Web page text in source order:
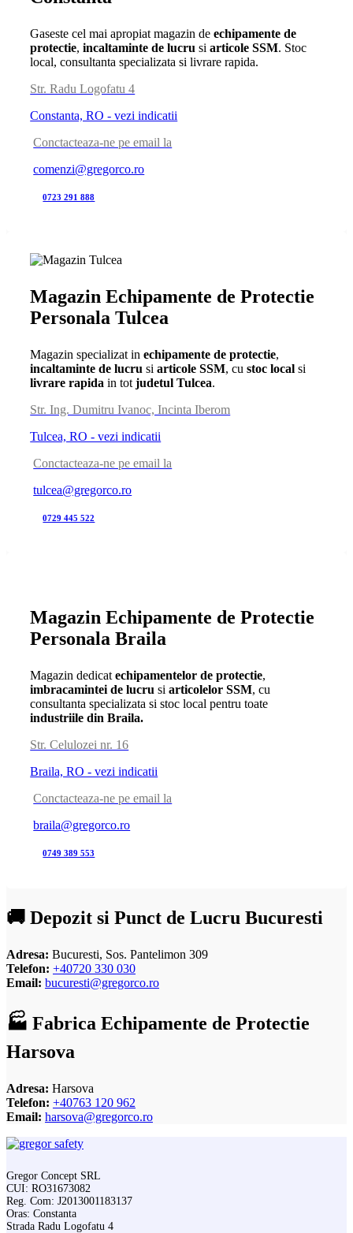
Gaseste cel mai apropiat magazin deechipamente de
protectie,incaltaminte de lucru siarticole SSM. Stoc
local, consultanta specializata si livrare rapida.
Str. Radu Logofatu 4
Constanta, RO - vezi indicatii
Conctacteaza-ne pe email la
comenzi@gregorco.ro
0723 291 888
Magazin Echipamente de Protectie
Personala Tulcea
Magazin specializat inechipamente de protectie,
incaltaminte de lucru siarticole SSM, cu stoc local si
livrare rapida in totjudetul Tulcea.
Str. Ing. Dumitru Ivanoc, Incinta Iberom
Tulcea, RO - vezi indicatii
Conctacteaza-ne pe email la
tulcea@gregorco.ro
0729 445 522
Magazin Echipamente de Protectie
Personala Braila
Magazin dedicatechipamentelor de protectie,
imbracamintei de lucru siarticolelor SSM, cu
consultanta specializata si stoc local pentru toate
industriile din Braila.
Str. Celulozei nr. 16
Braila, RO - vezi indicatii
Conctacteaza-ne pe email la
braila@gregorco.ro
0749 389 553
🚚 Depozit si Punct de Lucru Bucuresti
Adresa: Bucuresti, Sos. Pantelimon 309
Telefon: +40720 330 030
Email: bucuresti@gregorco.ro
🏭 Fabrica Echipamente de Protectie
Harsova
Adresa: Harsova
Telefon: +40763 120 962
Email: harsova@gregorco.ro
Gregor Concept SRL
CUI: RO31673082
Reg. Com: J2013001183137
Oras: Constanta
Strada Radu Logofatu 4